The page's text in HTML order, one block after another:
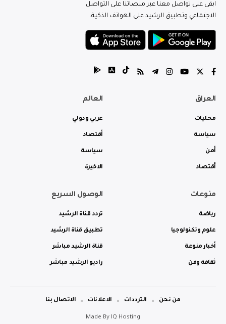
ابقى على تواصل معنا عبر منصاتنا على التواصل
الاجتماعي وتطبيق الرشيد على الهواتف الذكية.
العراق
محليات
سياسة
أمن
أقتصاد
العالم
عربي ودولي
أقتصاد
سياسة
الاخيرة
منوعات
رياضة
علوم وتكنولوجيا
أخبار منوعة
ثقافة وفن
الوصول السريع
تردد قناة الرشيد
تطبيق قناة الرشيد
قناة الرشيد مباشر
راديو الرشيد مباشر
Made By IQ Hosting
من نحن الترددات الاعلانات الاتصال بنا